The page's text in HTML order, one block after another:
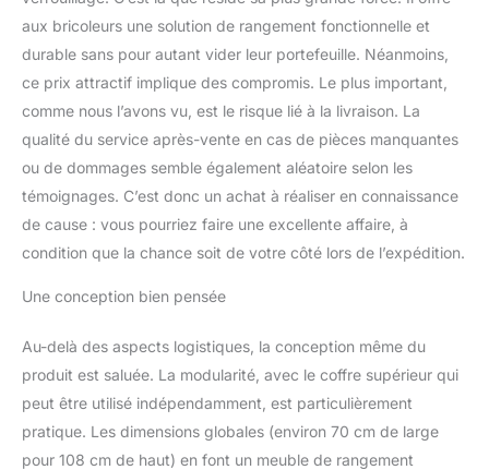
aux bricoleurs une solution de rangement fonctionnelle et
durable sans pour autant vider leur portefeuille. Néanmoins,
ce prix attractif implique des compromis. Le plus important,
comme nous l’avons vu, est le risque lié à la livraison. La
qualité du service après-vente en cas de pièces manquantes
ou de dommages semble également aléatoire selon les
témoignages. C’est donc un achat à réaliser en connaissance
de cause : vous pourriez faire une excellente affaire, à
condition que la chance soit de votre côté lors de l’expédition.
Une conception bien pensée
Au-delà des aspects logistiques, la conception même du
produit est saluée. La modularité, avec le coffre supérieur qui
peut être utilisé indépendamment, est particulièrement
pratique. Les dimensions globales (environ 70 cm de large
pour 108 cm de haut) en font un meuble de rangement